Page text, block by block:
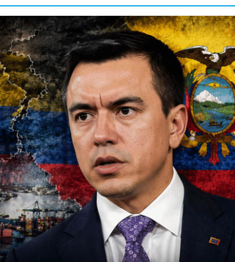
en
CRÓNICA ROJA PORTADA